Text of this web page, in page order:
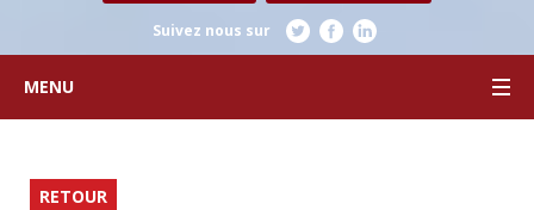
Suivez nous sur
MENU
RETOUR